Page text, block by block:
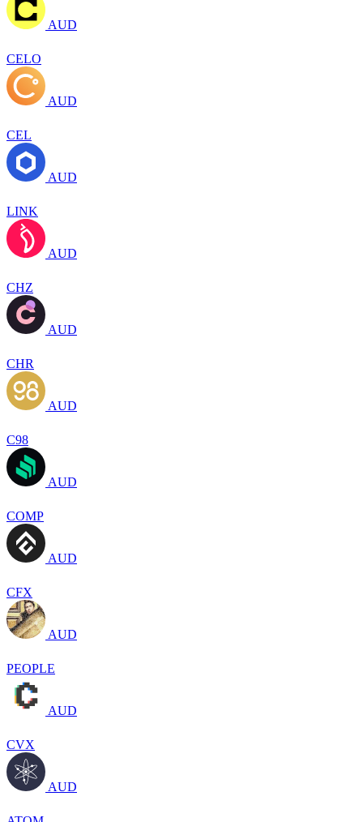
AUD
CELO
AUD
CEL
AUD
LINK
AUD
CHZ
AUD
CHR
AUD
C98
AUD
COMP
AUD
CFX
AUD
PEOPLE
AUD
CVX
AUD